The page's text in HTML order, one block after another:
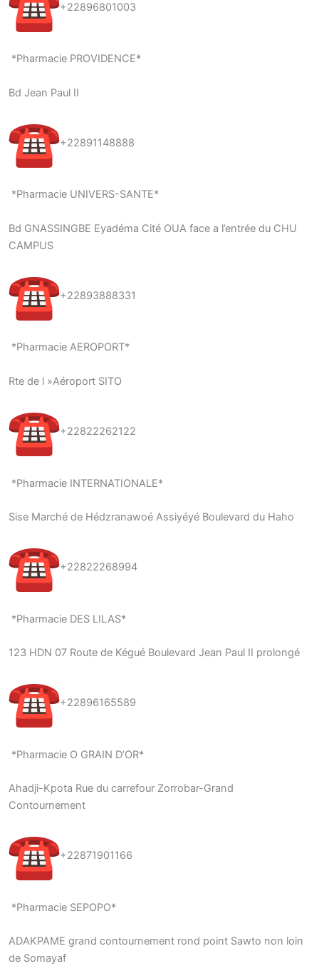
+22896801003
*Pharmacie PROVIDENCE*
Bd Jean Paul II
+22891148888
*Pharmacie UNIVERS-SANTE*
Bd GNASSINGBE Eyadéma Cité OUA face a l’entrée du CHU
CAMPUS
+22893888331
*Pharmacie AEROPORT*
Rte de l »Aéroport SITO
+22822262122
*Pharmacie INTERNATIONALE*
Sise Marché de Hédzranawoé Assiyéyé Boulevard du Haho
+22822268994
*Pharmacie DES LILAS*
123 HDN 07 Route de Kégué Boulevard Jean Paul II prolongé
+22896165589
*Pharmacie O GRAIN D’OR*
Ahadji-Kpota Rue du carrefour Zorrobar-Grand
Contournement
+22871901166
*Pharmacie SEPOPO*
ADAKPAME grand contournement rond point Sawto non loin
de Somayaf